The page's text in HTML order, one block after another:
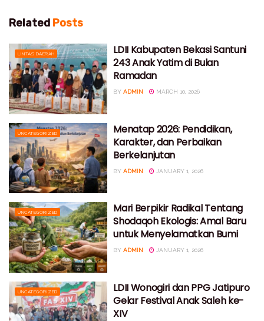
Related Posts
LINTAS DAERAH
LDII Kabupaten Bekasi Santuni
243 Anak Yatim di Bulan
Ramadan
BY ADMIN MARCH 10, 2026
UNCATEGORIZED
Menatap 2026: Pendidikan,
Karakter, dan Perbaikan
Berkelanjutan
BY ADMIN JANUARY 1, 2026
UNCATEGORIZED
Mari Berpikir Radikal Tentang
Shodaqoh Ekologis: Amal Baru
untuk Menyelamatkan Bumi
BY ADMIN JANUARY 1, 2026
UNCATEGORIZED
LDII Wonogiri dan PPG Jatipuro
Gelar Festival Anak Saleh ke-
XIV